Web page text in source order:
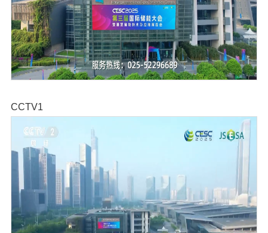
CCTV1